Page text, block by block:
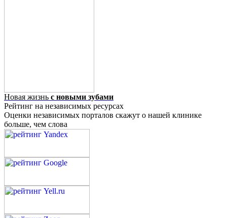
Новая жизнь с новыми зубами
Рейтинг на независимых ресурсах
Оценки независимых порталов скажут о нашей клинике
больше, чем слова